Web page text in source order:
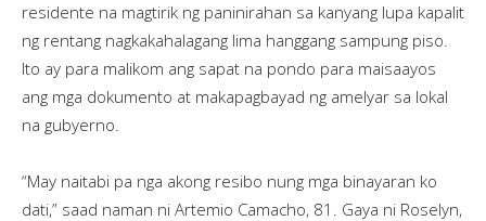
residente na magtirik ng paninirahan sa kanyang lupa kapalit
ng rentang nagkakahalagang lima hanggang sampung piso.
Ito ay para malikom ang sapat na pondo para maisaayos
ang mga dokumento at makapagbayad ng amelyar sa lokal
na gubyerno.
“May naitabi pa nga akong resibo nung mga binayaran ko
dati,” saad naman ni Artemio Camacho, 81. Gaya ni Roselyn,